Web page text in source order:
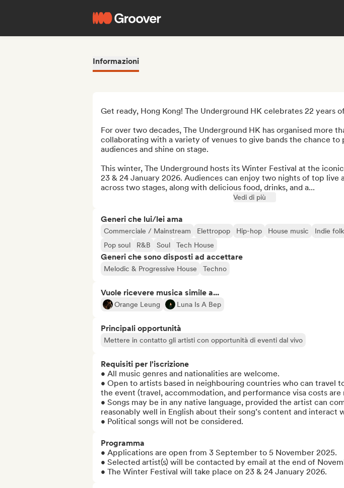
Informazioni
Get ready, Hong Kong! The Underground HK celebrates 22 years
For over two decades, The Underground HK has organised more
collaborating with a variety of venues to give bands the chance
audiences and shine on stage.
This winter, The Underground hosts its Winter Festival at the
23 & 24 January 2026. Audiences can enjoy two nights of top live
across two stages, along with delicious food, drinks, and a...
Vedi di più
Generi che lui/lei ama
Commerciale / Mainstream Elettropop Hip-hop House music Indie folk
Pop soul
R&B Soul Tech House
Generi che sono disposti ad accettare
Melodic & Progressive House Techno
Vuole ricevere musica simile a...
Orange Leung Luna Is A Bep
Principali opportunità
Mettere in contatto gli artisti con opportunità di eventi dal vivo
Requisiti per l'iscrizione
• All music genres and nationalities are welcome.
• Open to artists based in neighbouring countries who can travel
the event (travel, accommodation, and performance visa costs are
• Songs may be in any native language, provided the artist can
reasonably well in English about their song’s content and interact
• Political songs will not be considered.
Programma
• Applications are open from 3 September to 5 November 2025.
• Selected artist(s) will be contacted by email at the end of
• The Winter Festival will take place on 23 & 24 January 2026.